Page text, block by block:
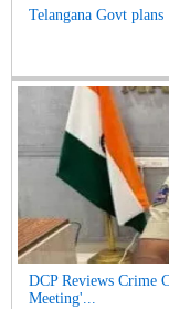
Telangana Govt
DCP Reviews Crime
Meeting'...